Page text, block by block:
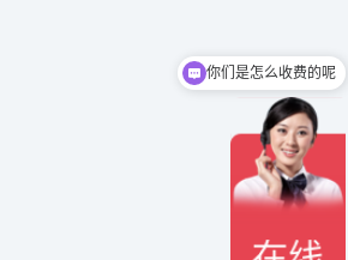
你们是怎么收费的呢